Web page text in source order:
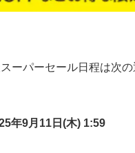
ーパーセール日程は次の
年9月11日(木) 1:59